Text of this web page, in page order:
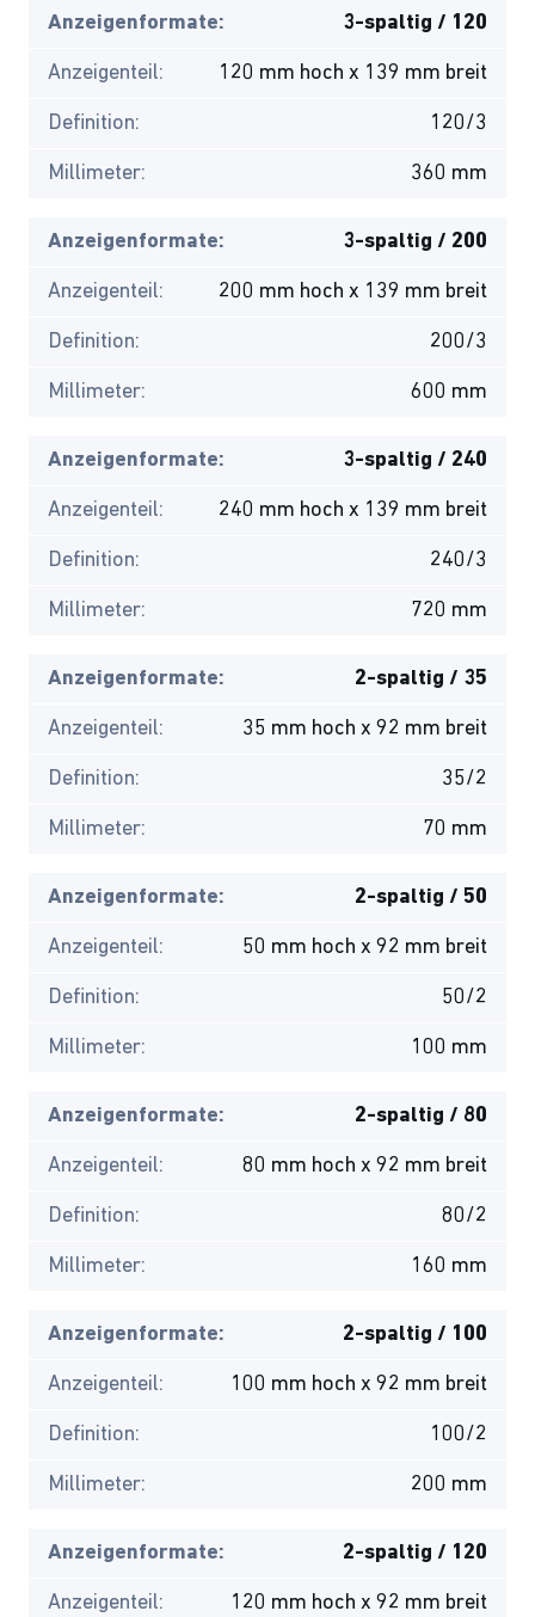
Anzeigenformate: 3-spaltig / 120
Anzeigenteil: 120 mm hoch x 139 mm breit
Definition: 120/3
Millimeter: 360 mm
Anzeigenformate: 3-spaltig / 200
Anzeigenteil: 200 mm hoch x 139 mm breit
Definition: 200/3
Millimeter: 600 mm
Anzeigenformate: 3-spaltig / 240
Anzeigenteil: 240 mm hoch x 139 mm breit
Definition: 240/3
Millimeter: 720 mm
Anzeigenformate: 2-spaltig / 35
Anzeigenteil: 35 mm hoch x 92 mm breit
Definition: 35/2
Millimeter: 70 mm
Anzeigenformate: 2-spaltig / 50
Anzeigenteil: 50 mm hoch x 92 mm breit
Definition: 50/2
Millimeter: 100 mm
Anzeigenformate: 2-spaltig / 80
Anzeigenteil: 80 mm hoch x 92 mm breit
Definition: 80/2
Millimeter: 160 mm
Anzeigenformate: 2-spaltig / 100
Anzeigenteil: 100 mm hoch x 92 mm breit
Definition: 100/2
Millimeter: 200 mm
Anzeigenformate: 2-spaltig / 120
Anzeigenteil: 120 mm hoch x 92 mm breit